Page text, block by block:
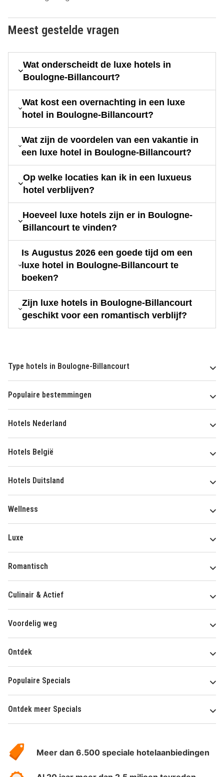
Meest gestelde vragen
Wat onderscheidt de luxe hotels in
Boulogne-Billancourt?
Wat kost een overnachting in een luxe
hotel in Boulogne-Billancourt?
Wat zijn de voordelen van een vakantie in
een luxe hotel in Boulogne-Billancourt?
Op welke locaties kan ik in een luxueus
hotel verblijven?
Hoeveel luxe hotels zijn er in Boulogne-
Billancourt te vinden?
Is Augustus 2026 een goede tijd om een
luxe hotel in Boulogne-Billancourt te
boeken?
Zijn luxe hotels in Boulogne-Billancourt
geschikt voor een romantisch verblijf?
Type hotels in Boulogne-Billancourt
Populaire bestemmingen
Hotels Nederland
Hotels België
Hotels Duitsland
Wellness
Luxe
Romantisch
Culinair & Actief
Voordelig weg
Ontdek
Populaire Specials
Ontdek meer Specials
HotelSpecials
Meer dan 6.500 speciale hotelaanbiedingen